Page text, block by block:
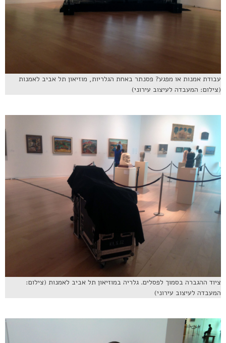
עבודת אמנות או מפגע? פסנתר באחת הגלריות, מוזיאון תל אביב לאמנות
(צילום: המעבדה לעיצוב עירוני)
ציוד ההגברה בסמוך לפסלים. גלריה במוזיאון תל אביב לאמנות (צילום:
המעבדה לעיצוב עירוני)